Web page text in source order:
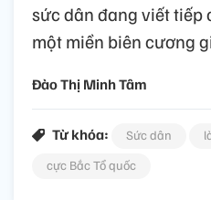
sức dân đang viết tiếp
một miền biên cương
Đào Thị Minh Tâm
Từ khóa: Sức dân
cực Bắc Tổ quốc